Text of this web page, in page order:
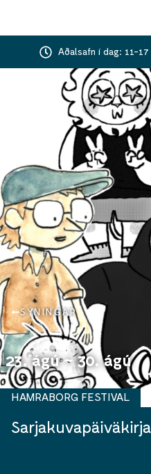
Aðalsafn í dag: 11-
SÝNINGAR
23. ágú ~ 30. ágú
HAMRABORG FESTIVAL